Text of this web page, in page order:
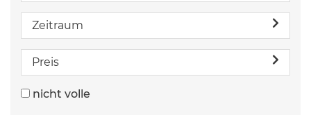
Zeitraum
Preis
nicht volle